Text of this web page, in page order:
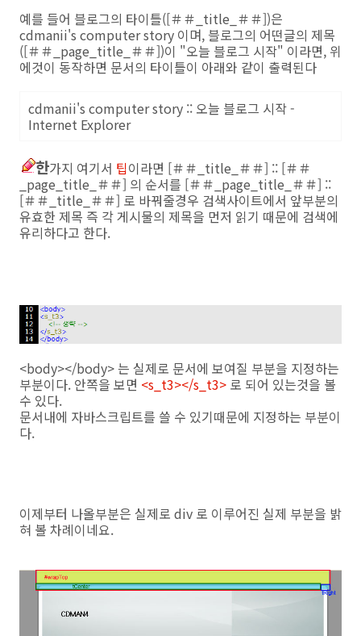
예를 들어 블로그의 타이틀([＃＃_title_＃＃])은
cdmanii's computer story 이며, 블로그의 어떤글의 제목
([＃＃_page_title_＃＃])이 "오늘 블로그 시작" 이라면, 위
에것이 동작하면 문서의 타이틀이 아래와 같이 출력된다
cdmanii's computer story :: 오늘 블로그 시작 -
Internet Explorer
한가지 여기서 팁이라면 [＃＃_title_＃＃] :: [＃＃
_page_title_＃＃] 의 순서를 [＃＃_page_title_＃＃] ::
[＃＃_title_＃＃] 로 바꿔줄경우 검색사이트에서 앞부분의
유효한 제목 즉 각 게시물의 제목을 먼저 읽기 때문에 검색에
유리하다고 한다.
<body></body> 는 실제로 문서에 보여질 부분을 지정하는
부분이다. 안쪽을 보면 <s_t3></s_t3> 로 되어 있는것을 볼
수 있다.
문서내에 자바스크립트를 쓸 수 있기때문에 지정하는 부분이
다.
이제부터 나올부분은 실제로 div 로 이루어진 실제 부분을 밝
혀 볼 차례이네요.